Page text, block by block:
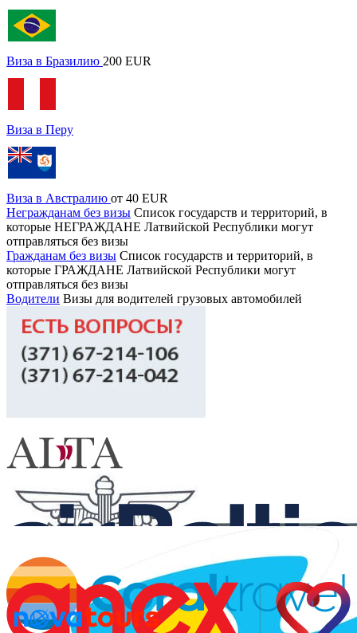
Виза в Бразилию 200 EUR
Виза в Перу
Виза в Австралию от 40 EUR
Негражданам без визы Список государств и территорий, в
которые НЕГРАЖДАНЕ Латвийской Республики могут
отправляться без визы
Гражданам без визы Список государств и территорий, в
которые ГРАЖДАНЕ Латвийской Республики могут
отправляться без визы
Водители Визы для водителей грузовых автомобилей